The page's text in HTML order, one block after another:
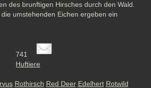
des brunftigen Hirsches durch den Wald.
umstehenden Eichen ergeben ein
741
Huftiere
Rothirsch Red Deer Edelhert Rotwild